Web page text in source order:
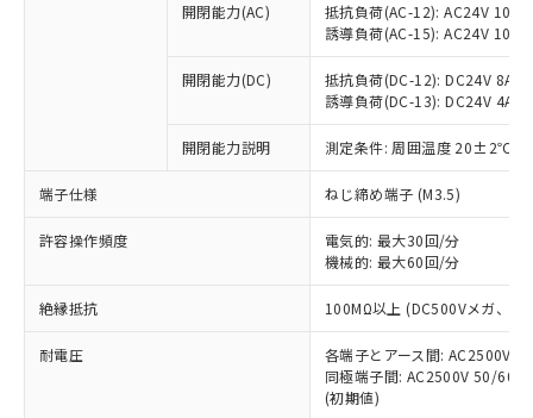
開閉能力(AC)
抵抗負荷(AC-12): AC24V 10A/
誘導負荷(AC-15): AC24V
開閉能力(DC)
抵抗負荷(DC-12): DC24V 8A/
誘導負荷(DC-13): DC24V 4A/
開閉能力説明 測定条件: 周囲温度 20±2℃、
端子仕様 ねじ締め端子 (M3.5)
許容操作頻度
電気的: 最大30回/分
機械的: 最大60回/分
絶縁抵抗 100MΩ以上 (DC500Vメガ、点
耐電圧
各端子とアース間: AC2500V
同極端子間: AC2500V 50/
(初期値)
以下の条件をお読みいただき、同意のうえ
ご利用ください。
本サービスは、当社制御機器事業取扱
商品の当社在庫状況および標準価格
(税抜)を提供させていただくもので
当社制御機器事業取扱商品の中には、
本サービスの対象外となる商品もある
ことをご了承ください。
在庫状況および標準価格照会結果は、
記載している更新日時点での社内デー
タに基づき作成されるものであり、閲
覧された時点での実際の在庫および標
準価格とは異なる場合があることをご
対応予定なし：EU RoHS指令（10物質）の
非含有に非対応の商品で、対応品を出す予
定はありません。
調査・確認中：EU RoHS指令（10物質）の
非含有の対応状況を調査中または確認中の
非該当品：ライセンス料など無形物で、有
害物質有無と関係のない商品です。
仕入先様の事情により、非含有部品として
いたものが、含有品と判明した場合などや
むを得ず変更することがあります。
六価クロム(Cr(Ⅵ)) 1000ppm以下、ポリ臭化ビフェニル
類(PBB) 1000ppm以下、ポリ臭化ジフェニルエーテル類
「○」：最大均質材料含有率が中国RoHSの
基準値以下であることを示します。
「×」：最大均質材料含有率が中国RoHSの
基準値を超えていることを示します。
「－」：未確認です。当社販売部門へお問
*中国RoHS10物質の基準値 (GB/T26572)：
Pb(鉛) :1000ppm、 Hg(水銀) : 1000ppm、 Cd(カドミウ
Cr(Ⅵ)(六価クロム) : 1000ppm、 PBBs(ポリ臭化ビフェ
当社は、これら貴社製品のうち、外国
為替および外国貿易法に定める商品
（以下｢規制貨物等」という）を輸出
または国外への提供する場合は、日本
国政府の輸出許可(または役務取引許
可)を取得するなどの必要な手続きを